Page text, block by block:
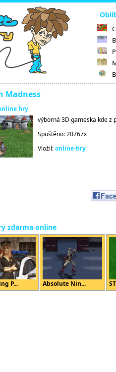
Madness
hry
výborná 3D gameska kde z
Spuštěno: 20767x
Vložil:online-hry
zdarma online
P... Absolute Nin...